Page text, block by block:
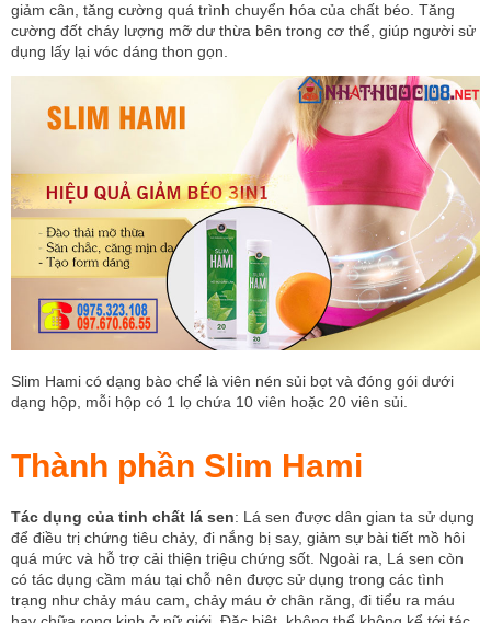
giảm cân, tăng cường quá trình chuyển hóa của chất béo. Tăng
cường đốt cháy lượng mỡ dư thừa bên trong cơ thể, giúp người sử
dụng lấy lại vóc dáng thon gọn.
Slim Hami có dạng bào chế là viên nén sủi bọt và đóng gói dưới
dạng hộp, mỗi hộp có 1 lọ chứa 10 viên hoặc 20 viên sủi.
Thành phần Slim Hami
Tác dụng của tinh chất lá sen: Lá sen được dân gian ta sử dụng
để điều trị chứng tiêu chảy, đi nắng bị say, giảm sự bài tiết mồ hôi
quá mức và hỗ trợ cải thiện triệu chứng sốt. Ngoài ra, Lá sen còn
có tác dụng cầm máu tại chỗ nên được sử dụng trong các tình
trạng như chảy máu cam, chảy máu ở chân răng, đi tiểu ra máu